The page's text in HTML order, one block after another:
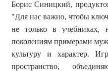
Борис Синицкий,
"Для нас важно, чтобы
не только в
поколениям примерами
культуру и характер.
пространство,